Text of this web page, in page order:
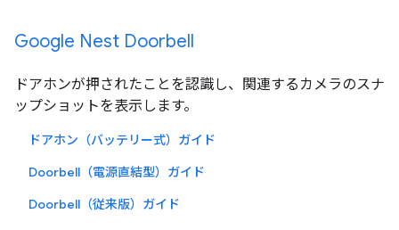
Google Nest Doorbell
ドアホンが押されたことを認識し、関連するカメラのスナ
ップショットを表示します。
ドアホン（バッテリー式）ガイド
Doorbell（電源直結型）ガイド
Doorbell（従来版）ガイド